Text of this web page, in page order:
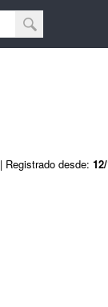
| Registrado desde: